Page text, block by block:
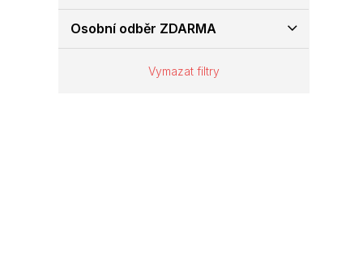
Osobní odběr ZDARMA
Vymazat filtry